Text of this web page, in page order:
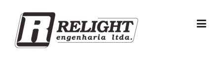
content